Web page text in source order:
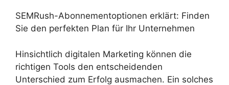
SEMRush-Abonnementoptionen erklärt: Finden
Sie den perfekten Plan für Ihr Unternehmen
Hinsichtlich digitalen Marketing können die
richtigen Tools den entscheidenden
Unterschied zum Erfolg ausmachen. Ein solches